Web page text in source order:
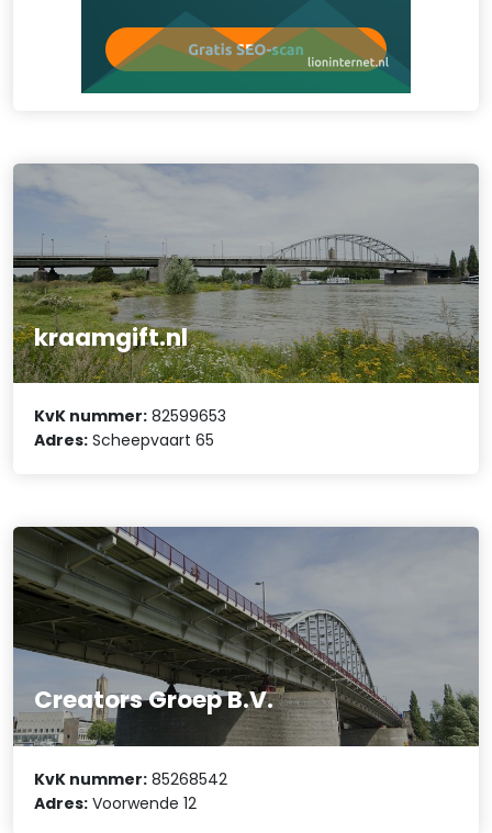
kraamgift.nl
KvK nummer: 82599653
Adres: Scheepvaart 65
Creators Groep B.V.
KvK nummer: 85268542
Adres: Voorwende 12